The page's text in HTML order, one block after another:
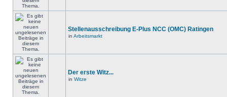
Stellenausschreibung E-Plus NCC (OMC) Ratingen
in Arbeitsmarkt
Der erste Witz...
in Witze